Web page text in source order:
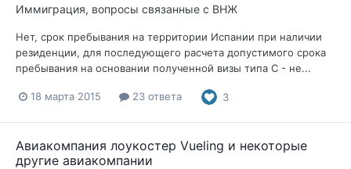
Иммиграция, вопросы связанные с ВНЖ
Нет, срок пребывания на территории Испании при наличии
резиденции, для последующего расчета допустимого срока
пребывания на основании полученной визы типа С - не...
18 марта 2015 23 ответа 3
Авиакомпания лоукостер Vueling и некоторые
другие авиакомпании